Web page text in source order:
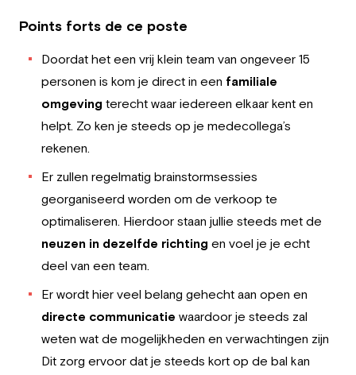
Points forts de ce poste
Doordat het een vrij klein team van ongeveer 15
personen is kom je direct in een familiale
omgeving terecht waar iedereen elkaar kent en
helpt. Zo ken je steeds op je medecollega’s
rekenen.
Er zullen regelmatig brainstormsessies
georganiseerd worden om de verkoop te
optimaliseren. Hierdoor staan jullie steeds met de
neuzen in dezelfde richting en voel je je echt
deel van een team.
Er wordt hier veel belang gehecht aan open en
directe communicatie waardoor je steeds zal
weten wat de mogelijkheden en verwachtingen zijn
Dit zorg ervoor dat je steeds kort op de bal kan